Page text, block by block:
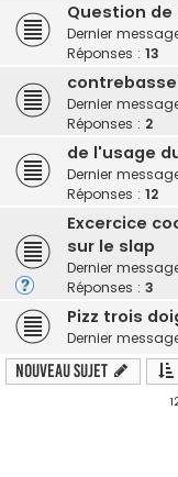
Question
Dernier
Réponses : 13
Dernier
Réponses : 2
de l'usage
Dernier
Réponses : 12
Excercice
sur le slap
Dernier
Réponses : 3
Pizz trois
Dernier
Nouveau sujet